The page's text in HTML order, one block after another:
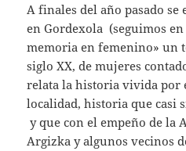
A finales del año pasado
en Gordexola (seguimos
memoria en femenino» un
siglo XX, de mujeres
relata la historia vivida por
localidad, historia que casi
y que con el empeño de la
Argizka y algunos vecinos